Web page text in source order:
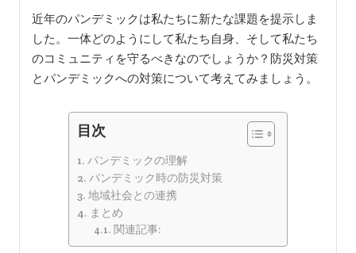
近年のパンデミックは私たちに新たな課題を提示しま
した。一体どのようにして私たち自身、そして私たち
のコミュニティを守るべきなのでしょうか？防災対策
とパンデミックへの対策について考えてみましょう。
目次
パンデミックの理解
パンデミック時の防災対策
地域社会との連携
まとめ
関連記事: